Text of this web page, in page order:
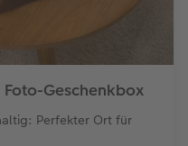
Geschenkbox
Perfekter Ort für